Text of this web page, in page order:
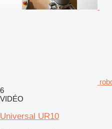
6
VIDÉO
Universal UR10